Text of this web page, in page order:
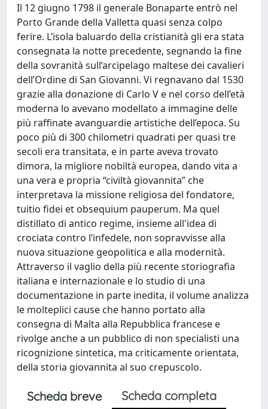
Il 12 giugno 1798 il generale Bonaparte entrò nel
Porto Grande della Valletta quasi senza colpo
ferire. L’isola baluardo della cristianità gli era stata
consegnata la notte precedente, segnando la fine
della sovranità sull’arcipelago maltese dei cavalieri
dell’Ordine di San Giovanni. Vi regnavano dal 1530
grazie alla donazione di Carlo V e nel corso dell’età
moderna lo avevano modellato a immagine delle
più raffinate avanguardie artistiche dell’epoca. Su
poco più di 300 chilometri quadrati per quasi tre
secoli era transitata, e in parte aveva trovato
dimora, la migliore nobiltà europea, dando vita a
una vera e propria “civiltà giovannita” che
interpretava la missione religiosa del fondatore,
tuitio fidei et obsequium pauperum. Ma quel
distillato di antico regime, insieme all'idea di
crociata contro l’infedele, non sopravvisse alla
nuova situazione geopolitica e alla modernità.
Attraverso il vaglio della più recente storiografia
italiana e internazionale e lo studio di una
documentazione in parte inedita, il volume analizza
le molteplici cause che hanno portato alla
consegna di Malta alla Repubblica francese e
rivolge anche a un pubblico di non specialisti una
ricognizione sintetica, ma criticamente orientata,
della storia giovannita al suo crepuscolo.
Scheda breve
Scheda completa